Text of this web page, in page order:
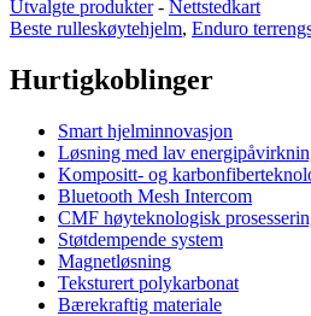
Utvalgte produkter- Nettstedkart
Beste rulleskøytehjelm, Enduro
Hurtigkoblinger
Smart hjelminnovasjon
Løsning med lav
Kompositt- og
Bluetooth Mesh Intercom
CMF høyteknologisk
Støtdempende system
Magnetløsning
Teksturert polykarbonat
Bærekraftig materiale